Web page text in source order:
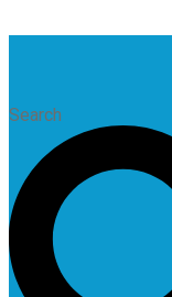
Search